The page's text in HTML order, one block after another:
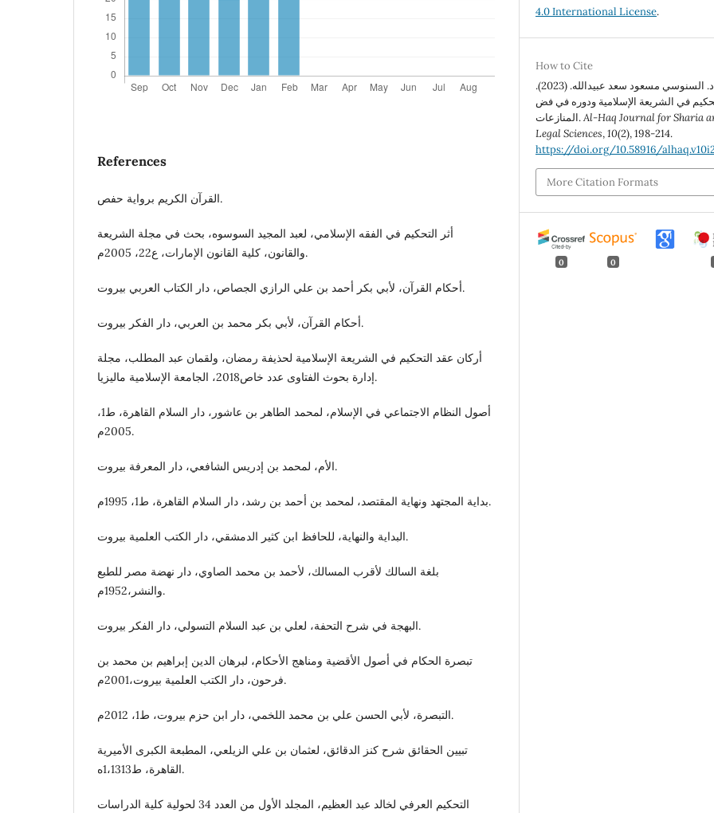
References
القرآن الكريم برواية حفص.
أثر التحكيم في الفقه الإسلامي، لعبد المجيد السوسوه، بحث في مجلة الشريعة
والقانون، كلية القانون الإمارات، ع22، 2005م.
أحكام القرآن، لأبي بكر أحمد بن علي الرازي الجصاص، دار الكتاب العربي بيروت.
أحكام القرآن، لأبي بكر محمد بن العربي، دار الفكر بيروت.
أركان عقد التحكيم في الشريعة الإسلامية لحذيفة رمضان، ولقمان عبد المطلب، مجلة
إدارة بحوث الفتاوى عدد خاص2018، الجامعة الإسلامية ماليزيا.
أصول النظام الاجتماعي في الإسلام، لمحمد الطاهر بن عاشور، دار السلام القاهرة، ط1،
2005م.
الأم، لمحمد بن إدريس الشافعي، دار المعرفة بيروت.
بداية المجتهد ونهاية المقتصد، لمحمد بن أحمد بن رشد، دار السلام القاهرة، ط1، 1995م.
البداية والنهاية، للحافظ ابن كثير الدمشقي، دار الكتب العلمية بيروت.
بلغة السالك لأقرب المسالك، لأحمد بن محمد الصاوي، دار نهضة مصر للطبع
والنشر،1952م.
البهجة في شرح التحفة، لعلي بن عبد السلام التسولي، دار الفكر بيروت.
تبصرة الحكام في أصول الأقضية ومناهج الأحكام، لبرهان الدين إبراهيم بن محمد بن
فرحون، دار الكتب العلمية بيروت،2001م.
التبصرة، لأبي الحسن علي بن محمد اللخمي، دار ابن حزم بيروت، ط1، 2012م.
تبيين الحقائق شرح كنز الدقائق، لعثمان بن علي الزيلعي، المطبعة الكبرى الأميرية
القاهرة، ط1،1313ه.
التحكيم العرفي لخالد عبد العظيم، المجلد الأول من العدد 34 لحولية كلية الدراسات
4.0 International License.
How to Cite
د. السنوسي مسعود سعد عبيدالله. (2023).
في الشريعة الإسلامية ودوره في فض
المنازعات.Al-Haq Journal for Sharia
Legal Sciences,10(2), 198-214.
https://doi.org/10.58916/
More Citation Formats
0 0